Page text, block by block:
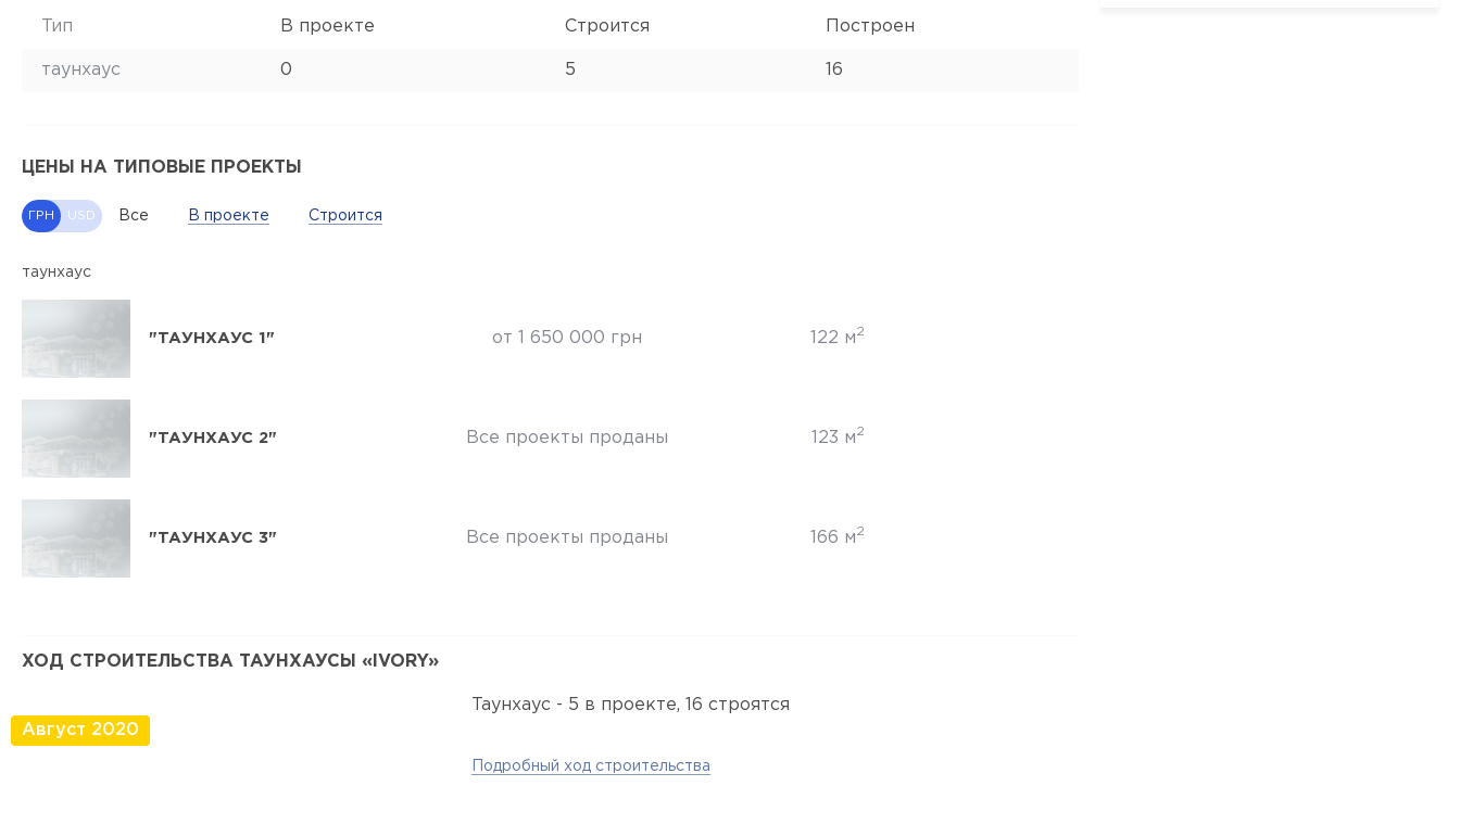
Тип В проекте Строится Построен
таунхаус 0 5 16
ЦЕНЫ НА ТИПОВЫЕ ПРОЕКТЫ
ГРН USD Все В проекте Строится
таунхаус
"ТАУНХАУС 1" от 1 650 000 грн 122 м2
"ТАУНХАУС 2" Все проекты проданы 123 м2
"ТАУНХАУС 3" Все проекты проданы 166 м2
ХОД СТРОИТЕЛЬСТВА ТАУНХАУСЫ «IVORY»
Август 2020
Таунхаус - 5 в проекте, 16 строятся
Подробный ход строительства